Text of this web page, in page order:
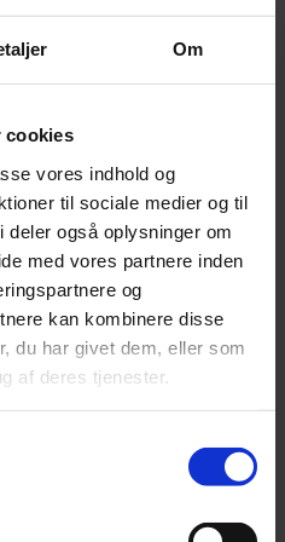
Om
cookies
vores indhold og
til sociale medier og til
også oplysninger om
med vores partnere inden
og
kan kombinere disse
du har givet dem, eller som
af deres tjenester.
kan have
for
for tusindvis af
i sommer – og
på det uventede.